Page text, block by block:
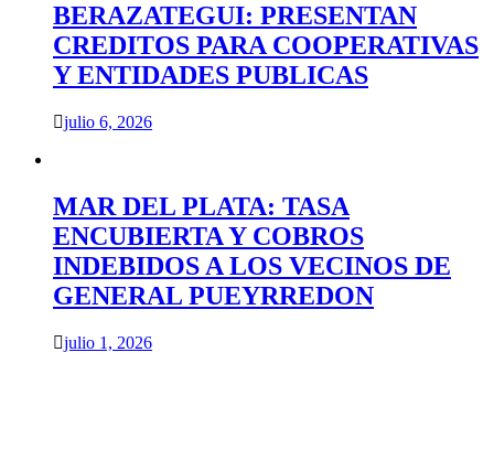
BERAZATEGUI: PRESENTAN
CREDITOS PARA COOPERATIVAS
Y ENTIDADES PUBLICAS
julio 6, 2026
MAR DEL PLATA: TASA
ENCUBIERTA Y COBROS
INDEBIDOS A LOS VECINOS DE
GENERAL PUEYRREDON
julio 1, 2026